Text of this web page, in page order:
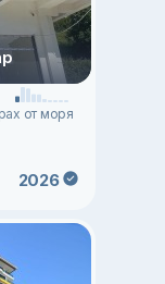
от моря
2026